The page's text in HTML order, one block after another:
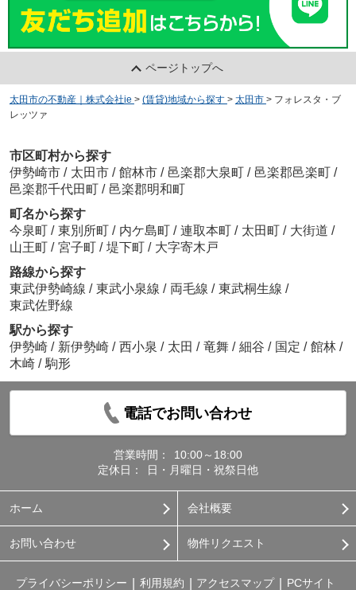
ページトップへ
太田市の不動産｜株式会社ie > (賃貸)地域から探す > 太田市 > フォレスタ・ブ
レッツァ
市区町村から探す
伊勢崎市 / 太田市 / 館林市 / 邑楽郡大泉町 / 邑楽郡邑楽町 /
邑楽郡千代田町 / 邑楽郡明和町
町名から探す
今泉町 / 東別所町 / 内ケ島町 / 連取本町 / 太田町 / 大街道 /
山王町 / 宮子町 / 堤下町 / 大字寄木戸
路線から探す
東武伊勢崎線 / 東武小泉線 / 両毛線 / 東武桐生線 /
東武佐野線
駅から探す
伊勢崎 / 新伊勢崎 / 西小泉 / 太田 / 竜舞 / 細谷 / 国定 / 館林 /
木崎 / 駒形
電話でお問い合わせ
営業時間：
10:00～18:00
定休日：
日・月曜日・祝祭日他
ホーム 会社概要
お問い合わせ 物件リクエスト
プライバシーポリシー 利用規約 アクセスマップ PCサイト